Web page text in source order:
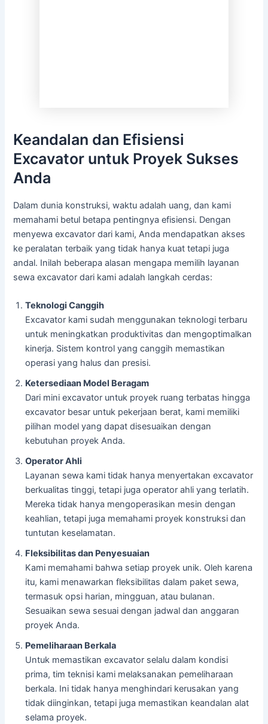
Keandalan dan Efisiensi
Excavator untuk Proyek Sukses
Anda
Dalam dunia konstruksi, waktu adalah uang, dan kami
memahami betul betapa pentingnya efisiensi. Dengan
menyewa excavator dari kami, Anda mendapatkan akses
ke peralatan terbaik yang tidak hanya kuat tetapi juga
andal. Inilah beberapa alasan mengapa memilih layanan
sewa excavator dari kami adalah langkah cerdas:
Teknologi Canggih
Excavator kami sudah menggunakan teknologi terbaru
untuk meningkatkan produktivitas dan mengoptimalkan
kinerja. Sistem kontrol yang canggih memastikan
operasi yang halus dan presisi.
Ketersediaan Model Beragam
Dari mini excavator untuk proyek ruang terbatas hingga
excavator besar untuk pekerjaan berat, kami memiliki
pilihan model yang dapat disesuaikan dengan
kebutuhan proyek Anda.
Operator Ahli
Layanan sewa kami tidak hanya menyertakan excavator
berkualitas tinggi, tetapi juga operator ahli yang terlatih.
Mereka tidak hanya mengoperasikan mesin dengan
keahlian, tetapi juga memahami proyek konstruksi dan
tuntutan keselamatan.
Fleksibilitas dan Penyesuaian
Kami memahami bahwa setiap proyek unik. Oleh karena
itu, kami menawarkan fleksibilitas dalam paket sewa,
termasuk opsi harian, mingguan, atau bulanan.
Sesuaikan sewa sesuai dengan jadwal dan anggaran
proyek Anda.
Pemeliharaan Berkala
Untuk memastikan excavator selalu dalam kondisi
prima, tim teknisi kami melaksanakan pemeliharaan
berkala. Ini tidak hanya menghindari kerusakan yang
tidak diinginkan, tetapi juga memastikan keandalan alat
selama proyek.